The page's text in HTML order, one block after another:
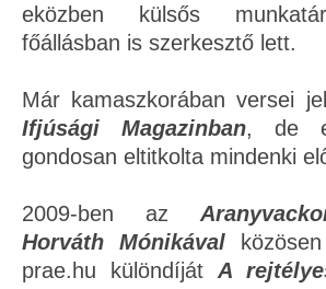
eközben külsős
főállásban is szerkesztő lett.
Már kamaszkorában versei
Ifjúsági Magazinban, de
gondosan eltitkolta mindenki
2009-ben az
Horváth Mónikával
prae.hu különdíját A